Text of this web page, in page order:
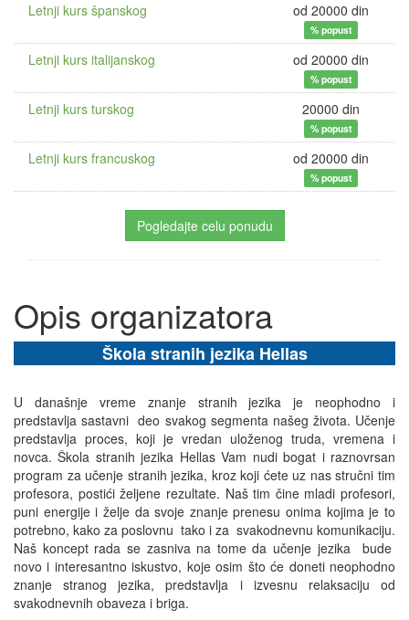
Letnji kurs španskog od 20000 din
% popust
Letnji kurs italijanskog od 20000 din
% popust
Letnji kurs turskog 20000 din
% popust
Letnji kurs francuskog od 20000 din
% popust
Pogledajte celu ponudu
Opis organizatora
Škola stranih jezika Hellas
U današnje vreme znanje stranih jezika je neophodno i
predstavlja sastavni deo svakog segmenta našeg života. Učenje
predstavlja proces, koji je vredan uloženog truda, vremena i
novca. Škola stranih jezika Hellas Vam nudi bogat i raznovrsan
program za učenje stranih jezika, kroz koji ćete uz nas stručni tim
profesora, postići željene rezultate. Naš tim čine mladi profesori,
puni energije i želje da svoje znanje prenesu onima kojima je to
potrebno, kako za poslovnu tako i za svakodnevnu komunikaciju.
Naš koncept rada se zasniva na tome da učenje jezika bude
novo i interesantno iskustvo, koje osim što će doneti neophodno
znanje stranog jezika, predstavlja i izvesnu relaksaciju od
svakodnevnih obaveza i briga.